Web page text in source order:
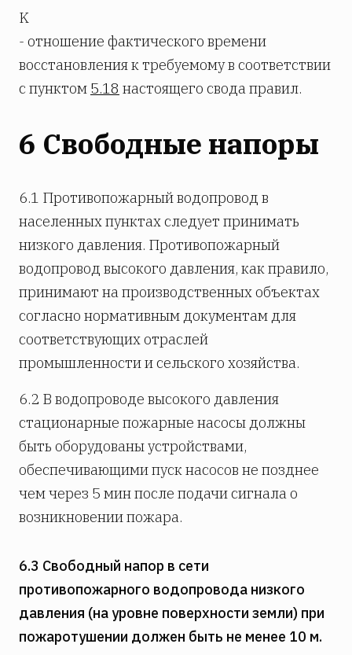
K
- отношение фактического времени
восстановления к требуемому в соответствии
с пунктом 5.18 настоящего свода правил.
6 Свободные напоры
6.1 Противопожарный водопровод в
населенных пунктах следует принимать
низкого давления. Противопожарный
водопровод высокого давления, как правило,
принимают на производственных объектах
согласно нормативным документам для
соответствующих отраслей
промышленности и сельского хозяйства.
6.2 В водопроводе высокого давления
стационарные пожарные насосы должны
быть оборудованы устройствами,
обеспечивающими пуск насосов не позднее
чем через 5 мин после подачи сигнала о
возникновении пожара.
6.3 Свободный напор в сети
противопожарного водопровода низкого
давления (на уровне поверхности земли) при
пожаротушении должен быть не менее 10 м.